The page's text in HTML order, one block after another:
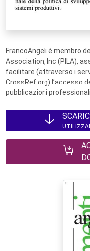
FrancoAngeli è membro
Association, Inc (PILA),
facilitare (attraverso i
CrossRef.org) l’accesso
pubblicazioni